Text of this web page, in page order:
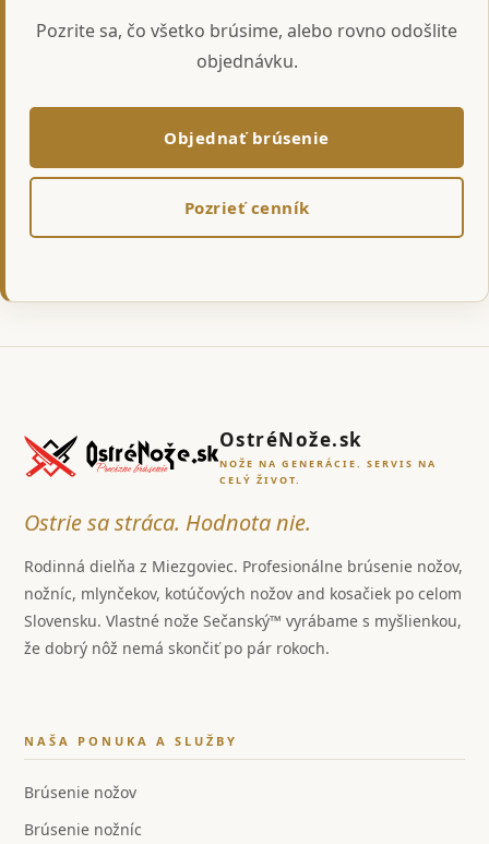
Pozrite sa, čo všetko brúsime, alebo rovno odošlite
objednávku.
Objednať brúsenie
Pozrieť cenník
OstréNože.sk
NOŽE NA GENERÁCIE. SERVIS NA
CELÝ ŽIVOT.
Ostrie sa stráca. Hodnota nie.
Rodinná dielňa z Miezgoviec. Profesionálne brúsenie nožov,
nožníc, mlynčekov, kotúčových nožov and kosačiek po celom
Slovensku. Vlastné nože Sečanský™ vyrábame s myšlienkou,
že dobrý nôž nemá skončiť po pár rokoch.
NAŠA PONUKA A SLUŽBY
Brúsenie nožov
Brúsenie nožníc